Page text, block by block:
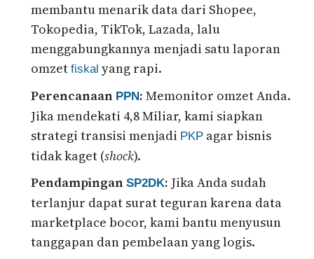
membantu menarik data dari Shopee,
Tokopedia, TikTok, Lazada, lalu
menggabungkannya menjadi satu laporan
omzet fiskal yang rapi.
Perencanaan PPN : Memonitor omzet Anda.
Jika mendekati 4,8 Miliar, kami siapkan
strategi transisi menjadi PKP agar bisnis
tidak kaget (shock).
Pendampingan SP2DK: Jika Anda sudah
terlanjur dapat surat teguran karena data
marketplace bocor, kami bantu menyusun
tanggapan dan pembelaan yang logis.